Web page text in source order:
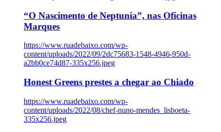
“O Nascimento de Neptunia”, nas Oficinas
Marques
https://www.ruadebaixo.com/wp-
content/uploads/2022/09/2dc75683-1548-4946-950d-
a2bb0ce74d87-335x256.jpeg
Honest Greens prestes a chegar ao Chiado
https://www.ruadebaixo.com/wp-
content/uploads/2022/08/chef-nuno-mendes_lisboeta-
335x256.jpeg